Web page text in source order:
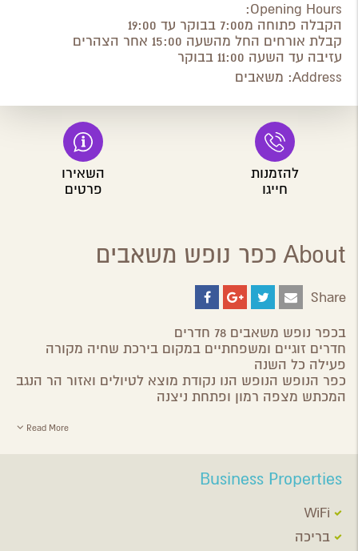
Opening Hours:
הקבלה פתוחה מ7:00 בבוקר עד 19:00
קבלת אורחים החל מהשעה 15:00 אחר הצהרים
עזיבה עד השעה 11:00 בבוקר
Address: משאבים
להזמנות
חייגו
השאירו
פרטים
About כפר נופש משאבים
Share
בכפר נופש משאבים 78 חדרים
חדרים זוגיים ומשפחתיים במקום בירכת שחיה מקורה
פעילה כל השנה
כפר הנופש הנופש הנו נקודת מוצא לטיולים ואזור הר הנגב
המכתש מצפה רמון ופתחת ניצנה
Read More
Business Properties
WiFi
בריכה